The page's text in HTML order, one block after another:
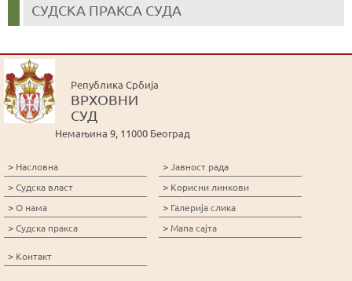
СУДСКА ПРАКСА СУДА
Република Србија
ВРХОВНИ
СУД
Немањина 9, 11000 Београд
> Насловна
>Судска власт
>О нама
>Судска пракса
>Јавност рада
> Корисни линкови
> Галерија слика
> Мапа сајта
> Контакт